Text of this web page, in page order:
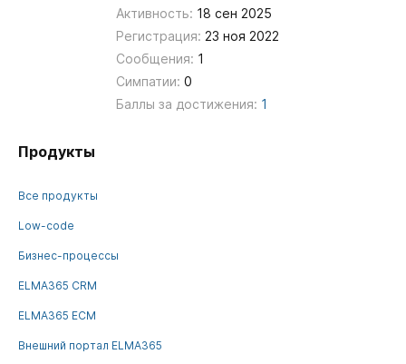
Активность: 18 сен 2025
Регистрация: 23 ноя 2022
Сообщения: 1
Симпатии: 0
Баллы за достижения: 1
Продукты
Все продукты
Low-code
Бизнес-процессы
ELMA365 CRM
ELMA365 ECM
Внешний портал ELMA365